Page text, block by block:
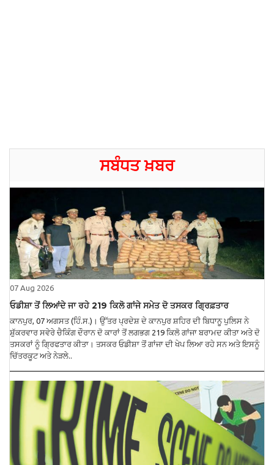
ਸਬੰਧਤ ਖ਼ਬਰ
07 Aug 2026
ਓਡੀਸ਼ਾ ਤੋਂ ਲਿਆਂਦੇ ਜਾ ਰਹੇ 219 ਕਿਲੋ ਗਾਂਜੇ ਸਮੇਤ ਦੋ ਤਸਕਰ ਗ੍ਰਿਫ਼ਤਾਰ
ਕਾਨਪੁਰ, 07 ਅਗਸਤ (ਹਿੰ.ਸ.)। ਉੱਤਰ ਪ੍ਰਦੇਸ਼ ਦੇ ਕਾਨਪੁਰ ਸ਼ਹਿਰ ਦੀ ਬਿਧਾਨੂ ਪੁਲਿਸ ਨੇ
ਸ਼ੁੱਕਰਵਾਰ ਸਵੇਰੇ ਚੈਕਿੰਗ ਦੌਰਾਨ ਦੋ ਕਾਰਾਂ ਤੋਂ ਲਗਭਗ 219 ਕਿਲੋ ਗਾਂਜਾ ਬਰਾਮਦ ਕੀਤਾ ਅਤੇ ਦੋ
ਤਸਕਰਾਂ ਨੂੰ ਗ੍ਰਿਫਤਾਰ ਕੀਤਾ। ਤਸਕਰ ਓਡੀਸ਼ਾ ਤੋਂ ਗਾਂਜਾ ਦੀ ਖੇਪ ਲਿਆ ਰਹੇ ਸਨ ਅਤੇ ਇਸਨੂੰ
ਚਿੱਤਰਕੂਟ ਅਤੇ ਨੇੜਲੇ..